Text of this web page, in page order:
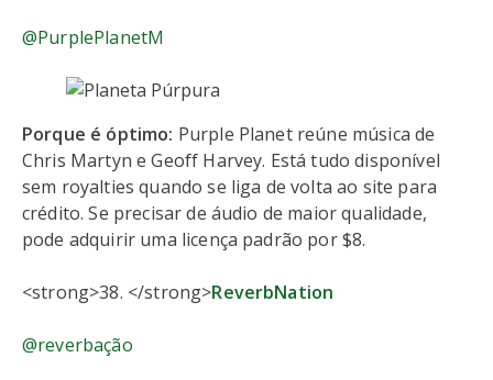
@PurplePlanetM
Porque é óptimo: Purple Planet reúne música de
Chris Martyn e Geoff Harvey. Está tudo disponível
sem royalties quando se liga de volta ao site para
crédito. Se precisar de áudio de maior qualidade,
pode adquirir uma licença padrão por $8.
<strong>38. </strong>ReverbNation
@reverbação